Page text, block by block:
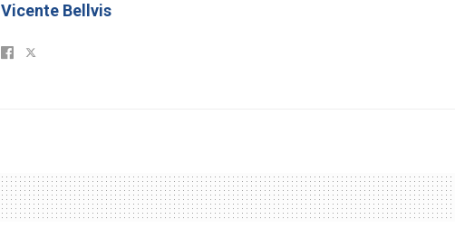
Vicente Bellvis